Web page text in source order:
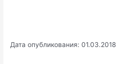
Дата опубликования: 01.03.2018